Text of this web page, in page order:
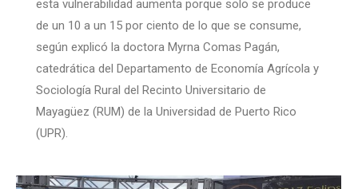
esta vulnerabilidad aumenta porque solo se produce
de un 10 a un 15 por ciento de lo que se consume,
según explicó la doctora Myrna Comas Pagán,
catedrática del Departamento de Economía Agrícola y
Sociología Rural del Recinto Universitario de
Mayagüez (RUM) de la Universidad de Puerto Rico
(UPR).